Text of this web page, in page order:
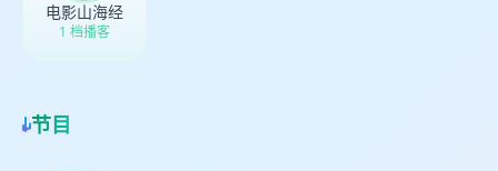
电影山海经
1 档播客
节目